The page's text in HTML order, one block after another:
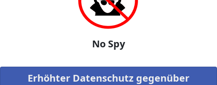
No Spy
Erhöhter Datenschutz gegenüber